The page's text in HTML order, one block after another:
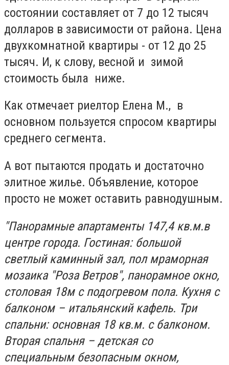
состоянии составляет от 7 до 12 тысяч
долларов в зависимости от района. Цена
двухкомнатной квартиры - от 12 до 25
тысяч. И, к слову, весной и зимой
стоимость была ниже.
Как отмечает риелтор Елена М., в
основном пользуется спросом квартиры
среднего сегмента.
А вот пытаются продать и достаточно
элитное жилье. Объявление, которое
просто не может оставить равнодушным.
"Панорамные апартаменты 147,4 кв.м.в
центре города. Гостиная: большой
светлый каминный зал, пол мраморная
мозаика "Роза Ветров", панорамное окно,
столовая 18м с подогревом пола. Кухня с
балконом – итальянский кафель. Три
спальни: основная 18 кв.м. с балконом.
Вторая спальня – детская со
специальным безопасным окном,